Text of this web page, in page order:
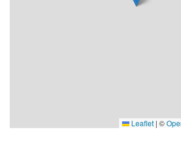
Pris - 170 kronor, 130 kronor (Ungdom),
Leaflet | ©